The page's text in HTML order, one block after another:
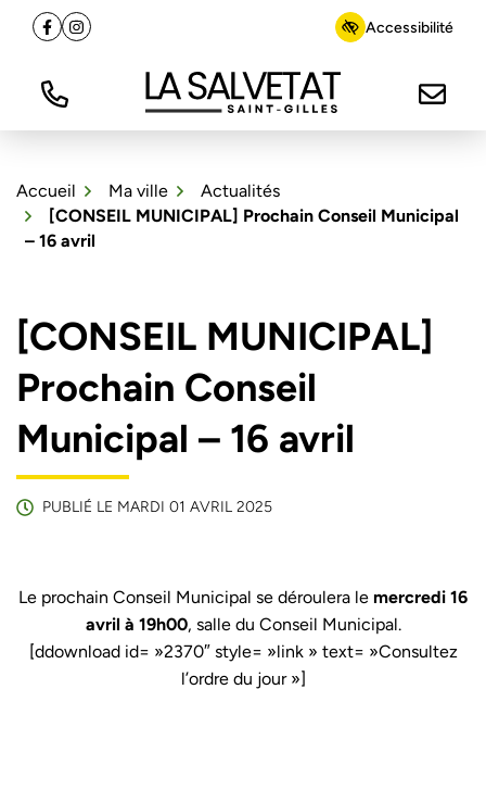
Gestion des traceurs
Facebook
(ouverture dans un nouvel onglet)
Instagram
(ouverture dans un nouvel onglet)
Accessibilité
Tél. La Salvetat Saint-GillesNous
Accueil Ma ville
Actualités
[CONSEIL MUNICIPAL] Prochain Conseil Municipal
– 16 avril
[CONSEIL MUNICIPAL]
Prochain Conseil
Municipal – 16 avril
PUBLIÉ LE MARDI 01 AVRIL 2025
Le prochain Conseil Municipal se déroulera le mercredi 16
avril à 19h00, salle du Conseil Municipal.
[ddownload id= »2370″ style= »link » text= »Consultez
l’ordre du jour »]